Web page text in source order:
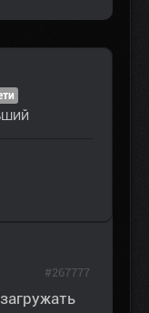
#267777